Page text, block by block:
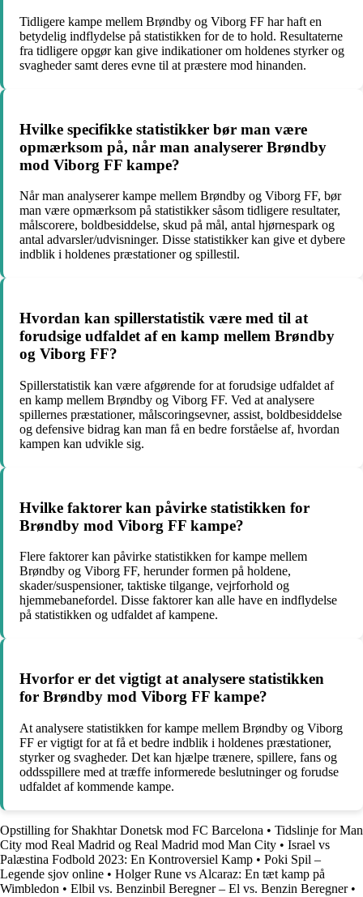
Tidligere kampe mellem Brøndby og Viborg FF har haft en
betydelig indflydelse på statistikken for de to hold. Resultaterne
fra tidligere opgør kan give indikationer om holdenes styrker og
svagheder samt deres evne til at præstere mod hinanden.
Hvilke specifikke statistikker bør man være
opmærksom på, når man analyserer Brøndby
mod Viborg FF kampe?
Når man analyserer kampe mellem Brøndby og Viborg FF, bør
man være opmærksom på statistikker såsom tidligere resultater,
målscorere, boldbesiddelse, skud på mål, antal hjørnespark og
antal advarsler/udvisninger. Disse statistikker kan give et dybere
indblik i holdenes præstationer og spillestil.
Hvordan kan spillerstatistik være med til at
forudsige udfaldet af en kamp mellem Brøndby
og Viborg FF?
Spillerstatistik kan være afgørende for at forudsige udfaldet af
en kamp mellem Brøndby og Viborg FF. Ved at analysere
spillernes præstationer, målscoringsevner, assist, boldbesiddelse
og defensive bidrag kan man få en bedre forståelse af, hvordan
kampen kan udvikle sig.
Hvilke faktorer kan påvirke statistikken for
Brøndby mod Viborg FF kampe?
Flere faktorer kan påvirke statistikken for kampe mellem
Brøndby og Viborg FF, herunder formen på holdene,
skader/suspensioner, taktiske tilgange, vejrforhold og
hjemmebanefordel. Disse faktorer kan alle have en indflydelse
på statistikken og udfaldet af kampene.
Hvorfor er det vigtigt at analysere statistikken
for Brøndby mod Viborg FF kampe?
At analysere statistikken for kampe mellem Brøndby og Viborg
FF er vigtigt for at få et bedre indblik i holdenes præstationer,
styrker og svagheder. Det kan hjælpe trænere, spillere, fans og
oddsspillere med at træffe informerede beslutninger og forudse
udfaldet af kommende kampe.
Opstilling for Shakhtar Donetsk mod FC Barcelona • Tidslinje for Man
City mod Real Madrid og Real Madrid mod Man City • Israel vs
Palæstina Fodbold 2023: En Kontroversiel Kamp • Poki Spil –
Legende sjov online • Holger Rune vs Alcaraz: En tæt kamp på
Wimbledon • Elbil vs. Benzinbil Beregner – El vs. Benzin Beregner•